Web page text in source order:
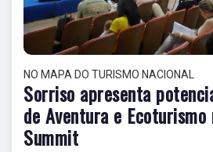
NO MAPA DO TURISMO NACIONAL
Sorriso apresenta
de Aventura e Ecoturismo
Summit